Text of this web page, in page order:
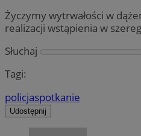
Życzymy wytrwałości w
realizacji wstąpienia w
Słuchaj
Tagi:
policjaspotkanie
Udostępnij